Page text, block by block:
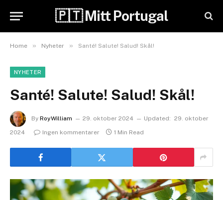
🇵🇹 Mitt Portugal
Home » Nyheter » Santé! Salute! Salud! Skål!
NYHETER
Santé! Salute! Salud! Skål!
By RoyWilliam 29. oktober 2024 Updated: 29. oktober
2024
Ingen kommentarer 1 Min Read